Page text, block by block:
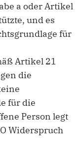
a oder Artikel
und es
für
Artikel 21
die
für die
Person legt
Widerspruch